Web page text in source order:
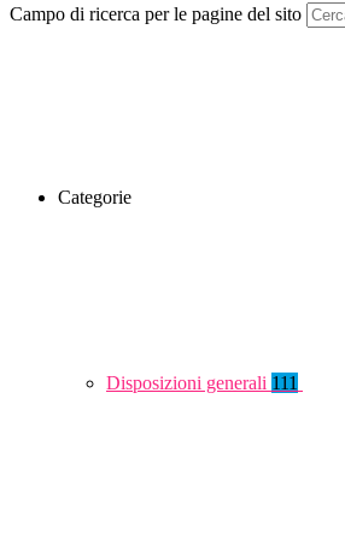
Campo di ricerca per le pagine del sito
Categorie
Disposizioni generali 111